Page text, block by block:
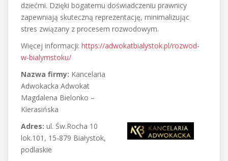
dziećmi. Dzięki bogatemu doświadczeniu prawnicy
zapewniają skuteczną reprezentację, minimalizując
stres związany z procesem rozwodowym.
Więcej informacji: https://adwokatbialystok.pl/rozwod-
w-bialymstoku/
Nazwa firmy: Kancelaria
Adwokacka Adwokat
Magdalena Bielonko –
Kierasińska
Adres: ul. Św.Rocha 10
lok.101 , 15-­879 Białystok,
podlaskie